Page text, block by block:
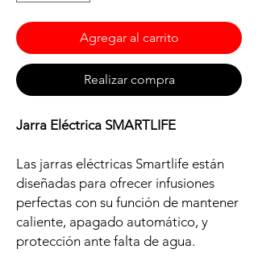
Agregar al carrito
Realizar compra
Jarra Eléctrica SMARTLIFE
Las jarras eléctricas Smartlife están
diseñadas para ofrecer infusiones
perfectas con su función de mantener
caliente, apagado automático, y
protección ante falta de agua.